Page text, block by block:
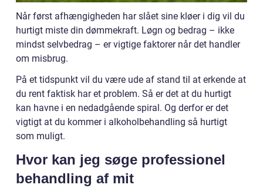
Når først afhængigheden har slået sine kløer i dig vil du
hurtigt miste din dømmekraft. Løgn og bedrag – ikke
mindst selvbedrag – er vigtige faktorer når det handler
om misbrug.
På et tidspunkt vil du være ude af stand til at erkende at
du rent faktisk har et problem. Så er det at du hurtigt
kan havne i en nedadgående spiral. Og derfor er det
vigtigt at du kommer i alkoholbehandling så hurtigt
som muligt.
Hvor kan jeg søge professionel
behandling af mit